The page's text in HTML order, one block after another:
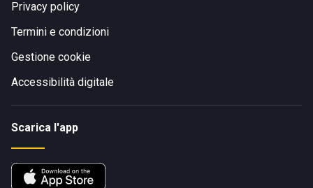
Privacy policy
Termini e condizioni
Gestione cookie
Accessibilità digitale
Scarica l'app